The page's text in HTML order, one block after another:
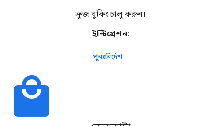
ক্রুজ বুকিং চালু করুন।
ইন্টিগ্রেশন:
পুনঃনির্দেশ
local_mall